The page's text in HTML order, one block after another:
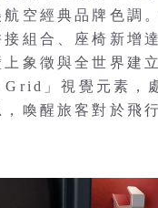
空經典品牌色調
組合、座椅新增
象徵與全世界建
」視覺元素，
喚醒旅客對於飛